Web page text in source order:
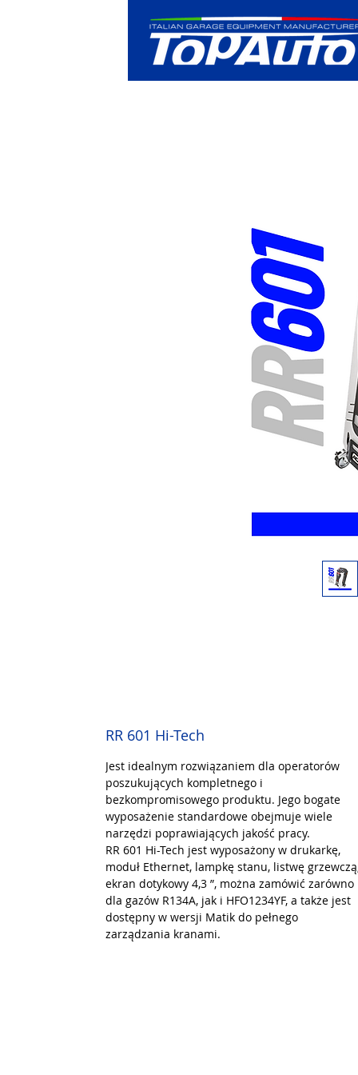
RR 601 Hi-Tech
Jest idealnym rozwiązaniem dla operatorów
poszukujących kompletnego i
bezkompromisowego produktu. Jego bogate
wyposażenie standardowe obejmuje wiele
narzędzi poprawiających jakość pracy.
RR 601 Hi-Tech jest wyposażony w drukarkę,
moduł Ethernet, lampkę stanu, listwę
ekran dotykowy 4,3 ”, można zamówić zarówno
dla gazów R134A, jak i HFO1234YF, a także jest
dostępny w wersji Matik do pełnego
zarządzania kranami.